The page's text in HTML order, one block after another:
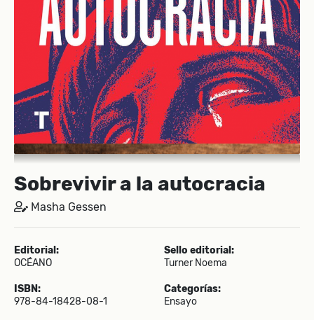
Sobrevivir a la autocracia
Masha Gessen
Editorial:
OCÉANO
Sello editorial:
Turner Noema
ISBN:
978-84-18428-08-1
Categorías:
Ensayo